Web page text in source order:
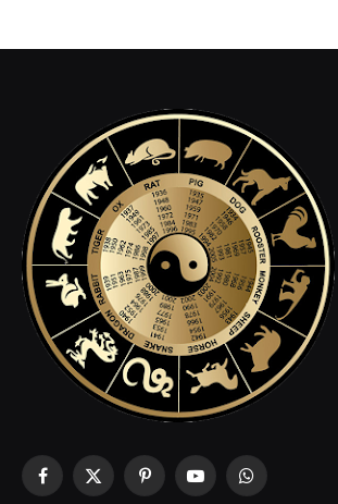
Facebook
X
PinterestYouTubeWhatsApp